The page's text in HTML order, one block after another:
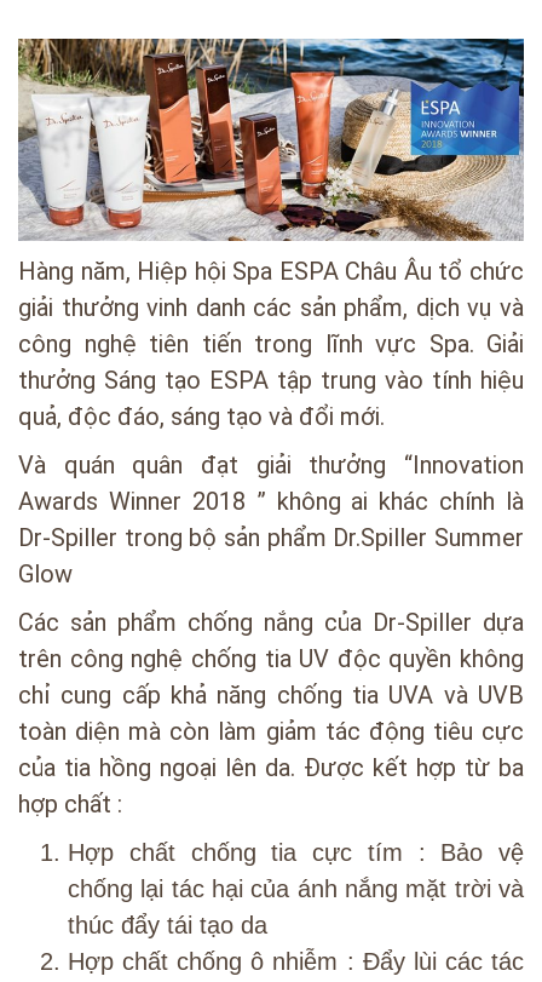
Hàng năm, Hiệp hội Spa ESPA Châu Âu tổ chức
giải thưởng vinh danh các sản phẩm, dịch vụ và
công nghệ tiên tiến trong lĩnh vực Spa. Giải
thưởng Sáng tạo ESPA tập trung vào tính hiệu
quả, độc đáo, sáng tạo và đổi mới.
Và quán quân đạt giải thưởng “Innovation
Awards Winner 2018 ” không ai khác chính là
Dr-Spiller trong bộ sản phẩm Dr.Spiller Summer
Glow
Các sản phẩm chống nắng của Dr-Spiller dựa
trên công nghệ chống tia UV độc quyền không
chỉ cung cấp khả năng chống tia UVA và UVB
toàn diện mà còn làm giảm tác động tiêu cực
của tia hồng ngoại lên da. Được kết hợp từ ba
hợp chất :
Hợp chất chống tia cực tím : Bảo vệ
chống lại tác hại của ánh nắng mặt trời và
thúc đẩy tái tạo da
Hợp chất chống ô nhiễm : Đẩy lùi các tác